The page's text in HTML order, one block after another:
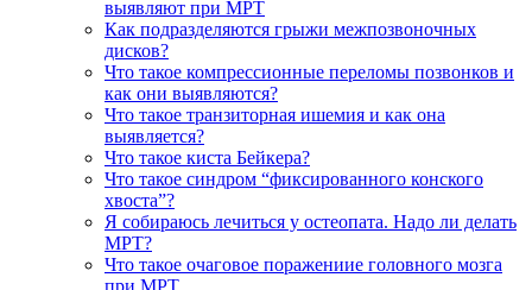
выявляют при МРТ
Как подразделяются грыжи межпозвоночных
дисков?
Что такое компрессионные переломы позвонков и
как они выявляются?
Что такое транзиторная ишемия и как она
выявляется?
Что такое киста Бейкера?
Что такое синдром “фиксированного конского
хвоста”?
Я собираюсь лечиться у остеопата. Надо ли делать
МРТ?
Что такое очаговое поражениие головного мозга
при МРТ